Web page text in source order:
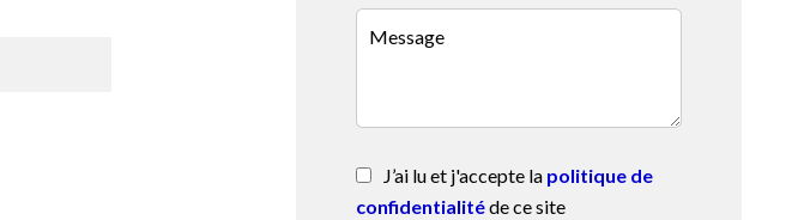
J’ai lu et j'accepte la politique de
confidentialitéde ce site